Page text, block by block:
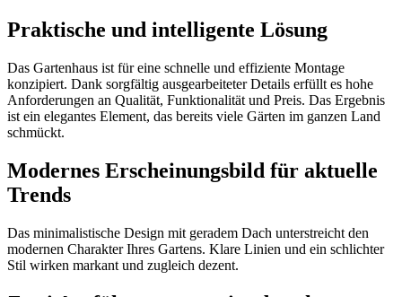
Praktische und intelligente Lösung
Das Gartenhaus ist für eine schnelle und effiziente Montage
konzipiert. Dank sorgfältig ausgearbeiteter Details erfüllt es hohe
Anforderungen an Qualität, Funktionalität und Preis. Das Ergebnis
ist ein elegantes Element, das bereits viele Gärten im ganzen Land
schmückt.
Modernes Erscheinungsbild für aktuelle
Trends
Das minimalistische Design mit geradem Dach unterstreicht den
modernen Charakter Ihres Gartens. Klare Linien und ein schlichter
Stil wirken markant und zugleich dezent.